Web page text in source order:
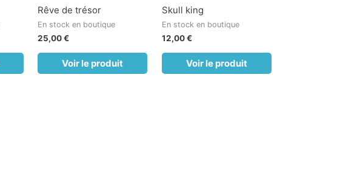
Note
0
5
Rêve de trésor
En stock en boutique
25,00€
Voir le produit
0
5
Skull king
En stock en boutique
12,00€
Voir le produit